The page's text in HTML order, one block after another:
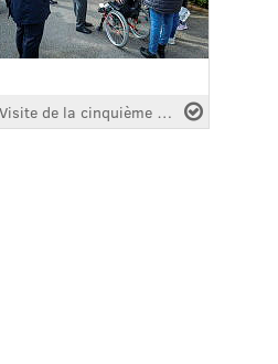
Visite de la cinquième édition " Monacollecte " 2026